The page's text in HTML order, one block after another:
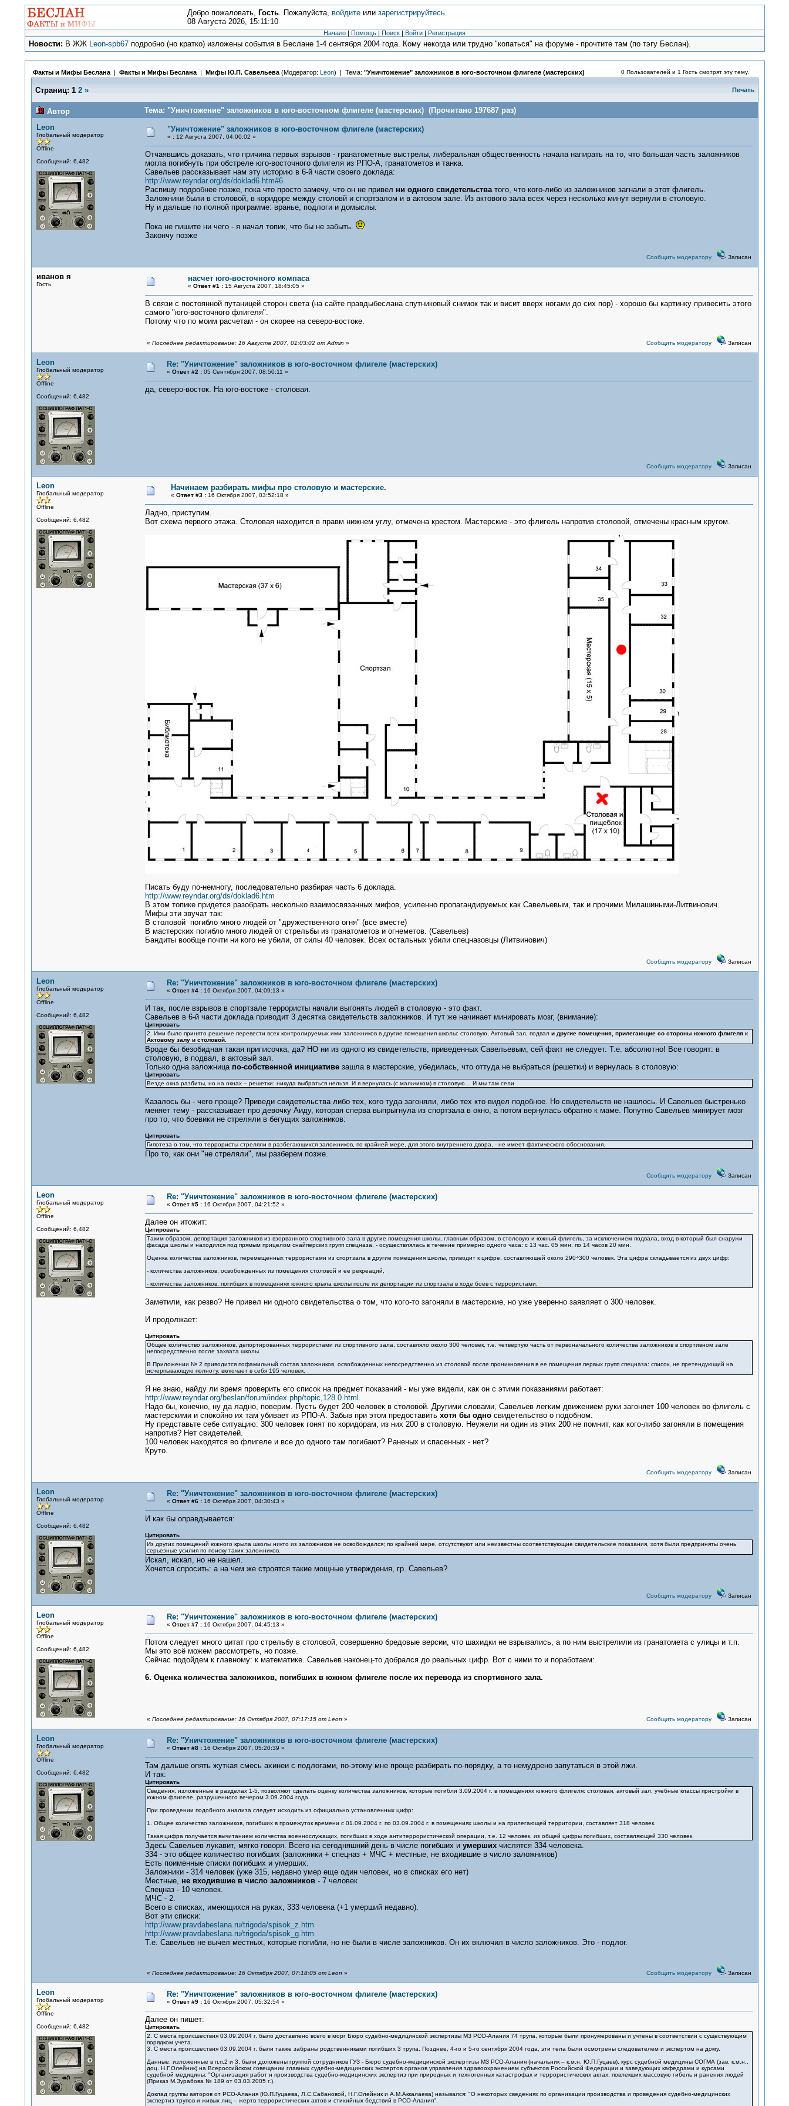
Добро пожаловать, Гость. Пожалуйста, войдитеили зарегистрируйтесь.
08 Августа 2026, 15:11:10
Начало | Помощь | Поиск | Войти | Регистрация
Новости: В ЖЖ Leon-spb67 подробно (но кратко) изложены события в Беслане 1-4 сентября 2004 года. Кому некогда или трудно "копаться" на форуме - прочтите там (по тэгу Беслан).
Факты и Мифы Беслана| Факты и Мифы Беслана| Мифы Ю.П. Савельева(Модератор: Leon) | Тема: "Уничтожение" заложников в юго-восточном флигеле (мастерских) 0 Пользователей и 1 Гость смотрят эту тему.
Страниц: 1 2 » Печать
Автор
Тема: "Уничтожение" заложников в юго-восточном флигеле (мастерских) (Прочитано 197687 раз)
Leon
Глобальный модератор
Offline
Сообщений: 6,482
"Уничтожение" заложников в юго-восточном флигеле (мастерских)
« :12 Августа 2007, 04:00:02 »
Отчаявшись доказать, что причина первых взрывов - гранатометные выстрелы, либеральная общественность начала напирать на то, что большая часть заложников
могла погибнуть при обстреле юго-восточного флигеля из РПО-А, гранатометов и танка.
Савельев рассказывает нам эту историю в 6-й части своего доклада:
http://www.reyndar.org/ds/doklad6.htm#6
Распишу подробнее позже, пока что просто замечу, что он не привел ни одного свидетельстватого, что кого-либо из заложников загнали в этот флигель.
Заложники были в столовой, в коридоре между столовй и спортзалом и в актовом зале. Из актового зала всех через несколько минут вернули в столовую.
Ну и дальше по полной программе: вранье, подлоги и домыслы.
Пока не пишите ни чего - я начал топик, что бы не забыть.
Закончу позже
Сообщить модератору Записан
иванов я
Гость
насчет юго-восточного компаса
« Ответ #1 :15 Августа 2007, 18:45:05 »
В связи с постоянной путаницей сторон света (на сайте правдыбеслана спутниковый снимок так и висит вверх ногами до сих пор) - хорошо бы картинку привесить этого
самого "юго-восточного флигеля".
Потому что по моим расчетам - он скорее на северо-востоке.
« Последнее редактирование: 16 Августа 2007, 01:03:02 от Admin » Сообщить модератору Записан
Leon
Глобальный модератор
Offline
Сообщений: 6,482
Re: "Уничтожение" заложников в юго-восточном флигеле (мастерских)
« Ответ #2 :05 Сентября 2007, 08:50:11 »
да, северо-восток. На юго-востоке - столовая.
Сообщить модератору Записан
Leon
Глобальный модератор
Offline
Сообщений: 6,482
Начинаем разбирать мифы про столовую и мастерские.
« Ответ #3 :16 Октября 2007, 03:52:18 »
Ладно, приступим.
Вот схема первого этажа. Столовая находится в правм нижнем углу, отмечена крестом. Мастерские - это флигель напротив столовой, отмечены красным кругом.
Писать буду по-немногу, последовательно разбирая часть 6 доклада.
http://www.reyndar.org/ds/doklad6.htm
В этом топике придется разобрать несколько взаимосвязанных мифов, усиленно пропагандируемых как Савельевым, так и прочими Милашиными-Литвинович.
Мифы эти звучат так:
В столовой погибло много людей от "дружественного огня" (все вместе)
В мастерских погибло много людей от стрельбы из гранатометов и огнеметов. (Савельев)
Бандиты вообще почти ни кого не убили, от силы 40 человек. Всех остальных убили спецназовцы (Литвинович)
Сообщить модератору Записан
Leon
Глобальный модератор
Offline
Сообщений: 6,482
Re: "Уничтожение" заложников в юго-восточном флигеле (мастерских)
« Ответ #4 :16 Октября 2007, 04:09:13 »
И так, после взрывов в спортзале террористы начали выгонять людей в столовую - это факт.
Савельев в 6-й части доклада приводит 3 десятка свидетельств заложников. И тут же начинает минировать мозг, (внимание):
Цитировать
2. Ими было принято решение перевести всех контролируемых ими заложников в другие помещения школы: столовую, Актовый зал, подвал и другие помещения, прилегающие со стороны южного флигеля к
Актовому залу и столовой.
Вроде бы безобидная такая приписочка, да? НО ни из одного из свидетельств, приведенных Савельевым, сей факт не следует. Т.е. абсолютно! Все говорят: в
столовую, в подвал, в актовый зал.
Только одна заложница по-собственной инициативезашла в мастерские, убедилась, что оттуда не выбраться (решетки) и вернулась в столовую:
Цитировать
Везде окна разбиты, но на окнах – решетки: никуда выбраться нельзя. И я вернулась (с мальчиком) в столовую… И мы там сели
Казалось бы - чего проще? Приведи свидетельства либо тех, кого туда загоняли, либо тех кто видел подобное. Но свидетельств не нашлось. И Савельев быстренько
меняет тему - рассказывает про девочку Аиду, которая сперва выпрыгнула из спортзала в окно, а потом вернулась обратно к маме. Попутно Савельев минирует мозг
про то, что боевики не стреляли в бегущих заложников:
Цитировать
Гипотеза о том, что террористы стреляли в разбегающихся заложников, по крайней мере, для этого внутреннего двора, - не имеет фактического обоснования.
Про то, как они "не стреляли", мы разберем позже.
Сообщить модератору Записан
Leon
Глобальный модератор
Offline
Сообщений: 6,482
Re: "Уничтожение" заложников в юго-восточном флигеле (мастерских)
« Ответ #5 :16 Октября 2007, 04:21:52 »
Далее он итожит:
Цитировать
Таким образом, депортация заложников из взорванного спортивного зала в другие помещения школы, главным образом, в столовую и южный флигель, за исключением подвала, вход в который был снаружи
фасада школы и находился под прямым прицелом снайперских групп спецназа, - осуществлялась в течение примерно одного чаcа: с 13 час. 05 мин. по 14 часов 20 мин.
Оценка количества заложников, перемещенных террористами из спортзала в другие помещения школы, приводит к цифре, составляющей около 290÷300 человек. Эта цифра складывается из двух цифр:
- количества заложников, освобожденных из помещения столовой и ее рекреаций,
- количества заложников, погибших в помещениях южного крыла школы после их депортации из спортзала в ходе боев с террористами.
Заметили, как резво? Не привел ни одного свидетельства о том, что кого-то загоняли в мастерские, но уже уверенно заявляет о 300 человек.
И продолжает:
Цитировать
Общее количество заложников, депортированных террористами из спортивного зала, составляло около 300 человек, т.е. четвертую часть от первоначального количества заложников в спортивном зале
непосредственно после захвата школы.
В Приложении № 2 приводится пофамильный состав заложников, освобожденных непосредственно из столовой после проникновения в ее помещения первых групп спецназа: список, не претендующий на
исчерпывающую полноту, включает в себя 195 человек.
Я не знаю, найду ли время проверить его список на предмет показаний - мы уже видели, как он с этими показаниями работает:
http://www.reyndar.org/beslan/forum/index.php/topic,128.0.html .
Надо бы, конечно, ну да ладно, поверим. Пусть будет 200 человек в столовой. Другими словами, Савельев легким движением руки загоняет 100 человек во флигель с
мастерскими и спокойно их там убивает из РПО-А. Забыв при этом предоставить хотя бы односвидетельство о подобном.
Ну представьте себе ситуацию: 300 человек гонят по коридорам, из них 200 в столовую. Неужели ни один из этих 200 не помнит, как кого-либо загоняли в помещения
напротив? Нет свидетелей.
100 человек находятся во флигеле и все до одного там погибают? Раненых и спасенных - нет?
Круто.
Сообщить модератору Записан
Leon
Глобальный модератор
Offline
Сообщений: 6,482
Re: "Уничтожение" заложников в юго-восточном флигеле (мастерских)
« Ответ #6 :16 Октября 2007, 04:30:43 »
И как бы оправдывается:
Цитировать
Из других помещений южного крыла школы никто из заложников не освобождался; по крайней мере, отсутствуют или неизвестны соответствующие свидетельские показания, хотя были предприняты очень
серьезные усилия по поиску таких заложников.
Искал, искал, но не нашел.
Хочется спросить: а на чем же строятся такие мощные утверждения, гр. Савельев?
Сообщить модератору Записан
Leon
Глобальный модератор
Offline
Сообщений: 6,482
Re: "Уничтожение" заложников в юго-восточном флигеле (мастерских)
« Ответ #7 :16 Октября 2007, 04:45:13 »
Потом следует много цитат про стрельбу в столовой, совершенно бредовые версии, что шахидки не взрывались, а по ним выстрелили из гранатомета с улицы и т.п.
Мы это всё можем рассмотреть, но позже.
Сейчас подойдем к главному: к математике. Савельев наконец-то добрался до реальных цифр. Вот с ними то и поработаем:
6. Оценка количества заложников, погибших в южном флигеле после их перевода из спортивного зала.
« Последнее редактирование: 16 Октября 2007, 07:17:15 от Leon » Сообщить модератору Записан
Leon
Глобальный модератор
Offline
Сообщений: 6,482
Re: "Уничтожение" заложников в юго-восточном флигеле (мастерских)
« Ответ #8 :16 Октября 2007, 05:20:39 »
Там дальше опять жуткая смесь ахинеи с подлогами, по-этому мне проще разбирать по-порядку, а то немудрено запутаться в этой лжи.
И так:
Цитировать
Сведения, изложенные в разделах 1-5, позволяют сделать оценку количества заложников, которые погибли 3.09.2004 г. в помещениях южного флигеля: столовая, актовый зал, учебные классы пристройки в
южном флигеле, разрушенного вечером 3.09.2004 года.
При проведении подобного анализа следует исходить из официально установленных цифр:
1. Общее количество заложников, погибших в промежуток времени с 01.09.2004 г. по 03.09.2004 г. в помещениях школы и на прилегающей территории, составляет 318 человек.
Такая цифра получается вычитанием количества военнослужащих, погибших в ходе антитеррористической операции, т.е. 12 человек, из общей цифры погибших, составляющей 330 человек.
Здесь Савельев лукавит, мягко говоря. Всего на сегодняшний день в числе погибших и умершихчислятся 334 человека.
334 - это общее количество погибших (заложники + спецназ + МЧС + местные, не входившие в число заложников)
Есть поименные списки погибших и умерших.
Заложники - 314 человек (уже 315, недавно умер еще один человек, но в списках его нет)
Местные, не входившие в число заложников- 7 человек
Спецназ - 10 человек.
МЧС - 2.
Всего в списках, имеющихся на руках, 333 человека (+1 умерший недавно).
Вот эти списки:
http://www.pravdabeslana.ru/trigoda/spisok_z.htm
http://www.pravdabeslana.ru/trigoda/spisok_g.htm
Т.е. Савельев не вычел местных, которые погибли, но не были в числе заложников. Он их включил в число заложников. Это - подлог.
« Последнее редактирование: 16 Октября 2007, 07:18:05 от Leon » Сообщить модератору Записан
Leon
Глобальный модератор
Offline
Сообщений: 6,482
Re: "Уничтожение" заложников в юго-восточном флигеле (мастерских)
« Ответ #9 :16 Октября 2007, 05:32:54 »
Далее он пишет:
Цитировать
2. С места происшествия 03.09.2004 г. было доставлено всего в морг Бюро судебно-медицинской экспертизы МЗ РСО-Алания 74 трупа, которые были пронумерованы и учтены в соответствии с существующим
порядком учета.
3. С места происшествия 03.09.2004 г. были также забраны родственниками погибших 3 трупа. Позднее, 4-го и 5-го сентября 2004 года, эти тела были осмотрены следователем и экспертом на дому.
Данные, изложенные в п.п.2 и 3, были доложены группой сотрудников ГУЗ - Бюро судебно-медицинской экспертизы МЗ РСО-Алания (начальник – к.м.н. Ю.П.Гуцаев), курс судебной медицины СОГМА (зав. к.м.н.,
доц. Н.Г.Олейник) на Всероссийском совещании главных судебно-медицинских экспертов органов управления здравоохранением субъектов Российской Федерации и заведующих кафедрами и курсами
судебной медицины: "Организация работ и производства судебно-медицинских экспертиз при природных и техногенных катастрофах и террористических актах, повлекших массовую гибель и ранения людей
(Приказ М.Зурабова № 189 от 03.03.2005 г.).
Доклад группы авторов от РСО-Алания (Ю.П.Гуцаева, Л.С.Сабановой, Н.Г.Олейник и А.М.Аккалаева) назывался: "О некоторых сведениях по организации производства и проведения судебно-медицинских
экспертиз трупов и живых лиц – жертв террористических актов и стихийных бедствий в РСО-Алания".